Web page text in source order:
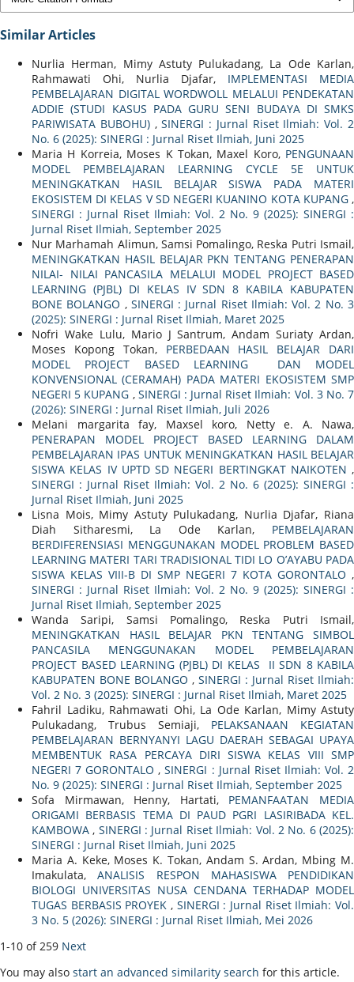
Similar Articles
Nurlia Herman, Mimy Astuty Pulukadang, La Ode Karlan,
Rahmawati Ohi, Nurlia Djafar, IMPLEMENTASI MEDIA
PEMBELAJARAN DIGITAL WORDWOLL MELALUI PENDEKATAN
ADDIE (STUDI KASUS PADA GURU SENI BUDAYA DI SMKS
PARIWISATA BUBOHU) ,SINERGI : Jurnal Riset Ilmiah: Vol. 2
No. 6 (2025): SINERGI : Jurnal Riset Ilmiah, Juni 2025
Maria H Korreia, Moses K Tokan, Maxel Koro, PENGUNAAN
MODEL PEMBELAJARAN LEARNING CYCLE 5E UNTUK
MENINGKATKAN HASIL BELAJAR SISWA PADA MATERI
EKOSISTEM DI KELAS V SD NEGERI KUANINO KOTA KUPANG ,
SINERGI : Jurnal Riset Ilmiah: Vol. 2 No. 9 (2025): SINERGI :
Jurnal Riset Ilmiah, September 2025
Nur Marhamah Alimun, Samsi Pomalingo, Reska Putri Ismail,
MENINGKATKAN HASIL BELAJAR PKN TENTANG PENERAPAN
NILAI- NILAI PANCASILA MELALUI MODEL PROJECT BASED
LEARNING (PJBL) DI KELAS IV SDN 8 KABILA KABUPATEN
BONE BOLANGO , SINERGI : Jurnal Riset Ilmiah: Vol. 2 No. 3
(2025): SINERGI : Jurnal Riset Ilmiah, Maret 2025
Nofri Wake Lulu, Mario J Santrum, Andam Suriaty Ardan,
Moses Kopong Tokan, PERBEDAAN HASIL BELAJAR DARI
MODEL PROJECT BASED LEARNING DAN MODEL
KONVENSIONAL (CERAMAH) PADA MATERI EKOSISTEM SMP
NEGERI 5 KUPANG , SINERGI : Jurnal Riset Ilmiah: Vol. 3 No. 7
(2026): SINERGI : Jurnal Riset Ilmiah, Juli 2026
Melani margarita fay, Maxsel koro, Netty e. A. Nawa,
PENERAPAN MODEL PROJECT BASED LEARNING DALAM
PEMBELAJARAN IPAS UNTUK MENINGKATKAN HASIL BELAJAR
SISWA KELAS IV UPTD SD NEGERI BERTINGKAT NAIKOTEN ,
SINERGI : Jurnal Riset Ilmiah: Vol. 2 No. 6 (2025): SINERGI :
Jurnal Riset Ilmiah, Juni 2025
Lisna Mois, Mimy Astuty Pulukadang, Nurlia Djafar, Riana
Diah Sitharesmi, La Ode Karlan, PEMBELAJARAN
BERDIFERENSIASI MENGGUNAKAN MODEL PROBLEM BASED
LEARNING MATERI TARI TRADISIONAL TIDI LO O’AYABU PADA
SISWA KELAS VIII-B DI SMP NEGERI 7 KOTA GORONTALO ,
SINERGI : Jurnal Riset Ilmiah: Vol. 2 No. 9 (2025): SINERGI :
Jurnal Riset Ilmiah, September 2025
Wanda Saripi, Samsi Pomalingo, Reska Putri Ismail,
MENINGKATKAN HASIL BELAJAR PKN TENTANG SIMBOL
PANCASILA MENGGUNAKAN MODEL PEMBELAJARAN
PROJECT BASED LEARNING (PJBL) DI KELAS II SDN 8 KABILA
KABUPATEN BONE BOLANGO , SINERGI : Jurnal Riset Ilmiah:
Vol. 2 No. 3 (2025): SINERGI : Jurnal Riset Ilmiah, Maret 2025
Fahril Ladiku, Rahmawati Ohi, La Ode Karlan, Mimy Astuty
Pulukadang, Trubus Semiaji, PELAKSANAAN KEGIATAN
PEMBELAJARAN BERNYANYI LAGU DAERAH SEBAGAI UPAYA
MEMBENTUK RASA PERCAYA DIRI SISWA KELAS VIII SMP
NEGERI 7 GORONTALO,SINERGI : Jurnal Riset Ilmiah: Vol. 2
No. 9 (2025): SINERGI : Jurnal Riset Ilmiah, September 2025
Sofa Mirmawan, Henny, Hartati, PEMANFAATAN MEDIA
ORIGAMI BERBASIS TEMA DI PAUD PGRI LASIRIBADA KEL.
KAMBOWA, SINERGI : Jurnal Riset Ilmiah: Vol. 2 No. 6 (2025):
SINERGI : Jurnal Riset Ilmiah, Juni 2025
Maria A. Keke, Moses K. Tokan, Andam S. Ardan, Mbing M.
Imakulata,ANALISIS RESPON MAHASISWA PENDIDIKAN
BIOLOGI UNIVERSITAS NUSA CENDANA TERHADAP MODEL
TUGAS BERBASIS PROYEK , SINERGI : Jurnal Riset Ilmiah: Vol.
3 No. 5 (2026): SINERGI : Jurnal Riset Ilmiah, Mei 2026
1-10 of 259 Next
You may also start an advanced similarity search for this article.